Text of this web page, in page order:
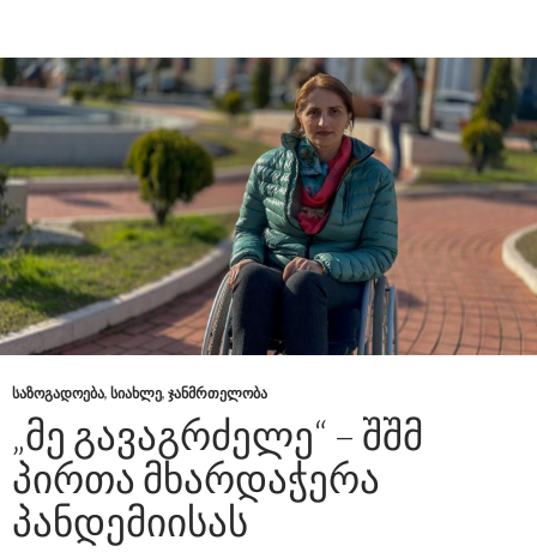
ᲡᲐᲖᲝᲒᲐᲓᲝᲔᲑᲐ, ᲡᲘᲐᲮᲚᲔ, ᲯᲐᲜᲛᲠᲗᲔᲚᲝᲑᲐ
„ᲛᲔ ᲒᲐᲕᲐᲒᲠᲫᲔᲚᲔ“ – ᲨᲨᲛ
ᲞᲘᲠᲗᲐ ᲛᲮᲐᲠᲓᲐᲭᲔᲠᲐ
ᲞᲐᲜᲓᲔᲛᲘᲘᲡᲐᲡ